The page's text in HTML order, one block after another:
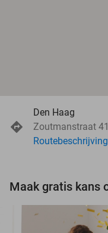
Den Haag
Zoutmanstraat 41
Routebeschrijving